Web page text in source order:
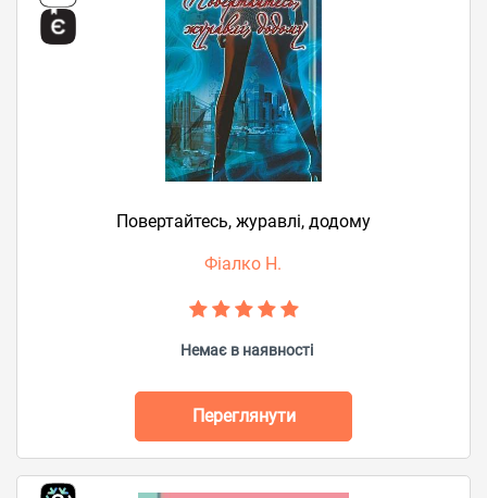
Повертайтесь, журавлі, додому
Фіалко Н.
Немає в наявності
Переглянути